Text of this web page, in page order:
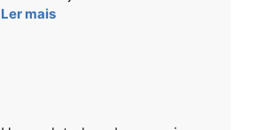
Ler mais